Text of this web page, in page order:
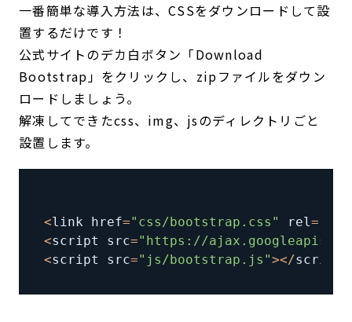
一番簡単な導入方法は、CSSをダウンロードして設
置するだけです！
公式サイトのデカ白ボタン「Download
Bootstrap」をクリックし、zipファイルをダウン
ロードしましょう。
解凍してできたcss、img、jsのディレクトリごと
設置します。
<link href="css/bootstrap.css" rel=
<script src="https://
<script src="js/bootstrap.js"></script